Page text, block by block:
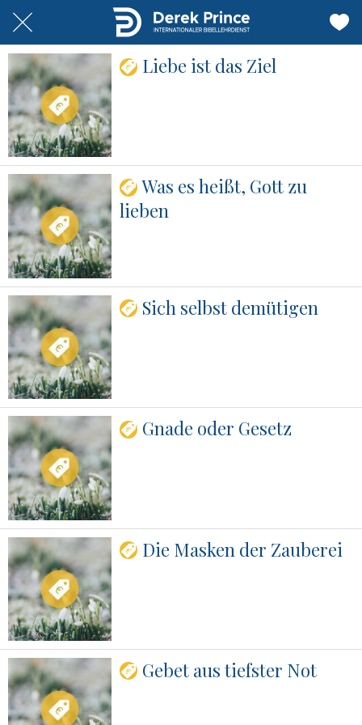
Liebe ist das Ziel
Was es heißt, Gott zu
lieben
Sich selbst demütigen
Gnade oder Gesetz
Die Masken der Zauberei
Gebet aus tiefster Not